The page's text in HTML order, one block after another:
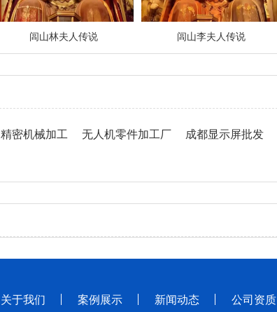
闾山林夫人传说 闾山李夫人传说
精密机械加工 无人机零件加工厂 成都显示屏批发
关于我们 案例展示 新闻动态 公司资质